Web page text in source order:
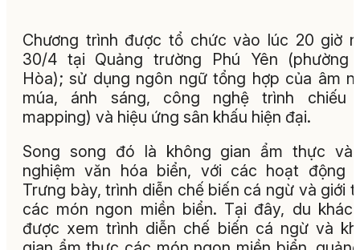
Chương trình được tổ chức vào lúc 20 giờ
30/4 tại Quảng trường Phú Yên (phường
Hòa); sử dụng ngôn ngữ tổng hợp của âm
múa, ánh sáng, công nghệ trình chiếu
mapping) và hiệu ứng sân khấu hiện đại.
Song song đó là không gian ẩm thực và
nghiệm văn hóa biển, với các hoạt động
Trưng bày, trình diễn chế biến cá ngừ và giới
các món ngon miền biển. Tại đây, du
được xem trình diễn chế biến cá ngừ và